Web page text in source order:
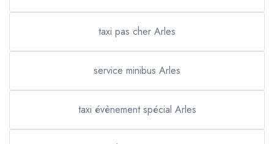
taxi pas cher Arles
service minibus Arles
taxi évènement spécial Arles